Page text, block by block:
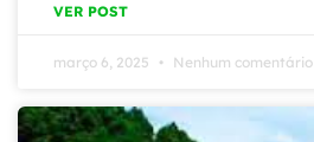
VER POST
março 6, 2025 Nenhum comentário